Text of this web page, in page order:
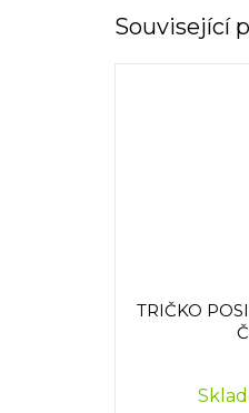
Související
TRIČKO